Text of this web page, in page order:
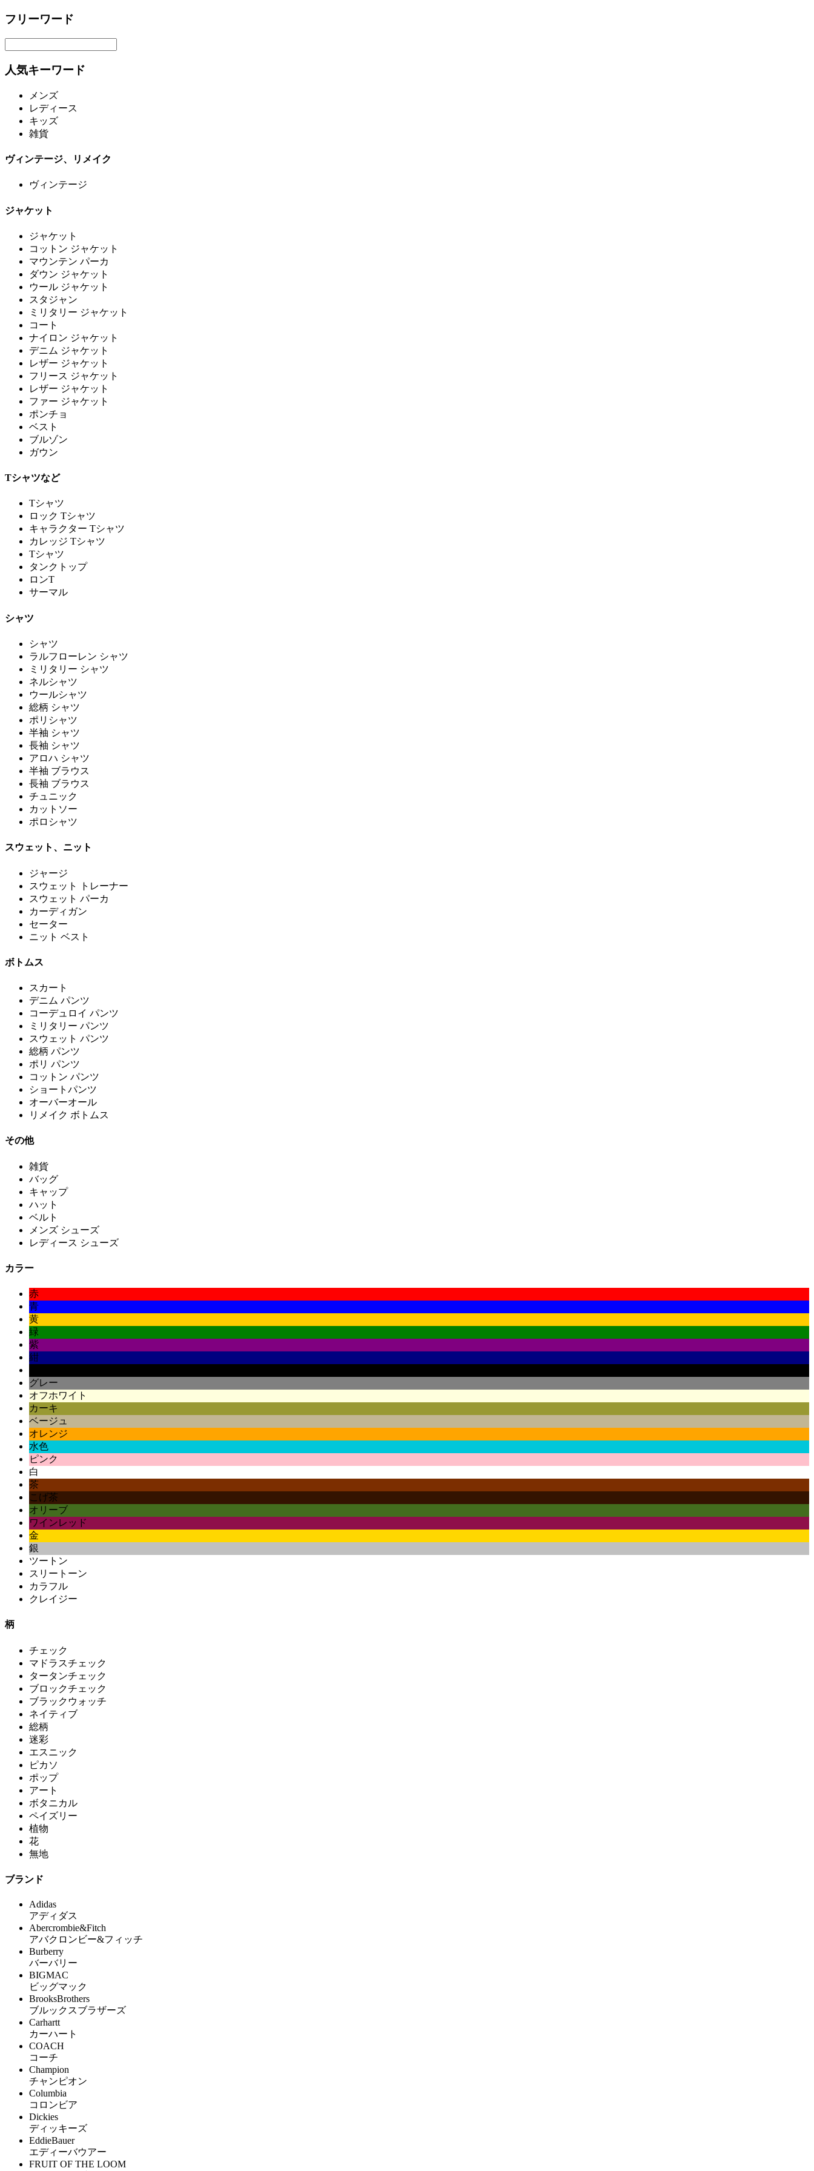
フリーワード
人気キーワード
メンズ
レディース
キッズ
雑貨
ヴィンテージ、リメイク
ヴィンテージ
ジャケット
ジャケット
コットン ジャケット
マウンテン パーカ
ダウン ジャケット
ウール ジャケット
スタジャン
ミリタリー ジャケット
コート
ナイロン ジャケット
デニム ジャケット
レザー ジャケット
フリース ジャケット
レザー ジャケット
ファー ジャケット
ポンチョ
ベスト
ブルゾン
ガウン
Tシャツなど
Tシャツ
ロック Tシャツ
キャラクター Tシャツ
カレッジ Tシャツ
Tシャツ
タンクトップ
ロンT
サーマル
シャツ
シャツ
ラルフローレン シャツ
ミリタリー シャツ
ネルシャツ
ウールシャツ
総柄 シャツ
ポリシャツ
半袖 シャツ
長袖 シャツ
アロハ シャツ
半袖 ブラウス
長袖 ブラウス
チュニック
カットソー
ポロシャツ
スウェット、ニット
ジャージ
スウェット トレーナー
スウェット パーカ
カーディガン
セーター
ニット ベスト
ボトムス
スカート
デニム パンツ
コーデュロイ パンツ
ミリタリー パンツ
スウェット パンツ
総柄 パンツ
ポリ パンツ
コットン パンツ
ショートパンツ
オーバーオール
リメイク ボトムス
その他
雑貨
バッグ
キャップ
ハット
ベルト
メンズ シューズ
レディース シューズ
カラー
赤
青
黄
緑
紫
紺
グレー
オフホワイト
カーキ
ベージュ
オレンジ
水色
ピンク
白
茶
こげ茶
オリーブ
ワインレッド
金
銀
ツートン
スリートーン
カラフル
クレイジー
柄
チェック
マドラスチェック
タータンチェック
ブロックチェック
ブラックウォッチ
ネイティブ
総柄
迷彩
エスニック
ピカソ
ポップ
アート
ボタニカル
ペイズリー
植物
花
無地
ブランド
Adidas
アディダス
Abercrombie&Fitch
アバクロンビー&フィッチ
Burberry
バーバリー
BIGMAC
ビッグマック
BrooksBrothers
ブルックスブラザーズ
Carhartt
カーハート
COACH
コーチ
Champion
チャンピオン
Columbia
コロンビア
Dickies
ディッキーズ
EddieBauer
エディーバウアー
FRUIT OF THE LOOM